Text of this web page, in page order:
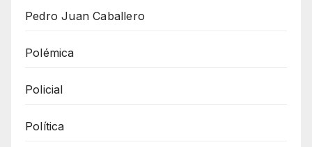
Pedro Juan Caballero
Polémica
Policial
Política